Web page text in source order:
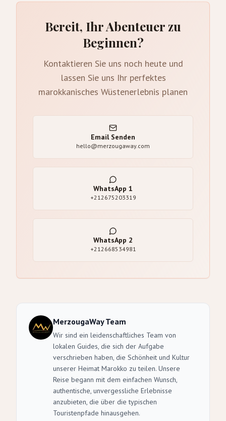
Bereit, Ihr Abenteuer zu
Beginnen?
Kontaktieren Sie uns noch heute und
lassen Sie uns Ihr perfektes
marokkanisches Wüstenerlebnis planen
Email Senden
hello@merzougaway.com
WhatsApp 1
+212675203319
WhatsApp 2
+212668534981
MerzougaWay Team
Wir sind ein leidenschaftliches Team von
lokalen Guides, die sich der Aufgabe
verschrieben haben, die Schönheit und Kultur
unserer Heimat Marokko zu teilen. Unsere
Reise begann mit dem einfachen Wunsch,
authentische, unvergessliche Erlebnisse
anzubieten, die über die typischen
Touristenpfade hinausgehen.